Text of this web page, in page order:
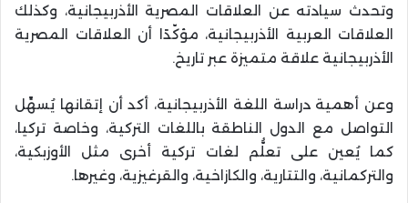
وتحدث سيادته عن العلاقات المصرية الأذربيجانية، وكذلك
العلاقات العربية الأذربيجانية، مؤكّدًا أن العلاقات المصرية
الأذربيجانية علاقة متميزة عبر تاريخ.
وعن أهمية دراسة اللغة الأذربيجانية، أكد أن إتقانها يُسهِّل
التواصل مع الدول الناطقة باللغات التركية، وخاصة تركيا،
كما يُعين على تعلُّم لغات تركية أخرى مثل الأوزبكية،
والتركمانية، والتتارية، والكازاخية، والقرغيزية، وغيرها.